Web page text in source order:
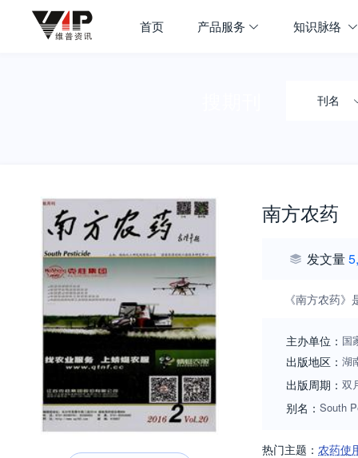
首页 产品服务 知识脉络
刊名
南方农药
发文量
《南方农药
主办单位： 国
出版地区： 湖
出版周期： 双
别名： South
热门主题： 农药使